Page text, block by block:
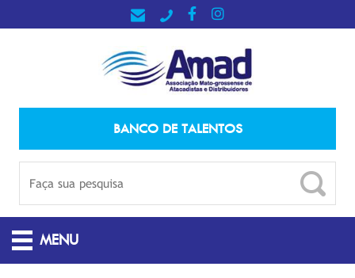
BANCO DE TALENTOS
MENU